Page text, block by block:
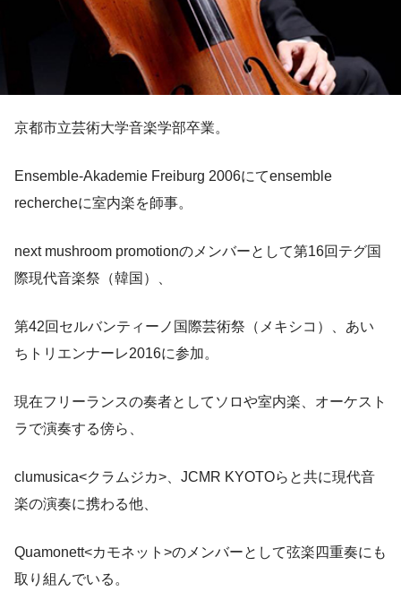
京都市立芸術大学音楽学部卒業。
Ensemble-Akademie Freiburg 2006にてensemble
rechercheに室内楽を師事。
next mushroom promotionのメンバーとして第16回テグ国
際現代音楽祭（韓国）、
第42回セルバンティーノ国際芸術祭（メキシコ）、あい
ちトリエンナーレ2016に参加。
現在フリーランスの奏者としてソロや室内楽、オーケスト
ラで演奏する傍ら、
clumusica<クラムジカ>、JCMR KYOTOらと共に現代音
楽の演奏に携わる他、
Quamonett<カモネット>のメンバーとして弦楽四重奏にも
取り組んでいる。